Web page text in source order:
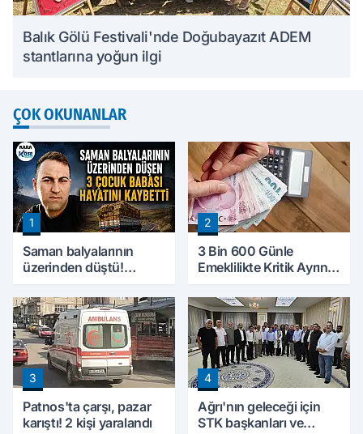
Balık Gölü Festivali'nde Doğubayazıt ADEM
stantlarına yoğun ilgi
ÇOK OKUNANLAR
1
Saman balyalarının
üzerinden düştü!
hayatını kaybetti
2
3 Bin 600 Günle
Emeklilikte Kritik Ayrıntı!
Hesabını Değiştirebilir
3
Patnos'ta çarşı, pazar
karıştı! 2 kişi yaralandı
4
Ağrı'nın geleceği için
STK başkanları ve